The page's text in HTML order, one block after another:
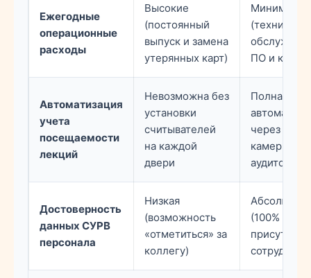
Ежегодные
операционные
расходы
Высокие
(постоянный
выпуск и замена
утерянных карт)
ПО и
Автоматизация
учета
посещаемости
лекций
Невозможна без
установки
считывателей
на каждой
двери
Полная
через
камеры в
аудиториях
Достоверность
данных СУРВ
персонала
Низкая
(возможность
«отметиться» за
коллегу)
(100%
сотрудника)